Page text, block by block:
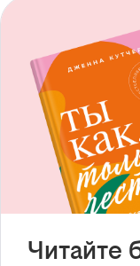
Читайте